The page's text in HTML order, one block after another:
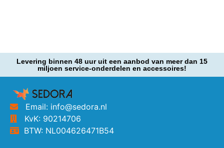
Levering binnen 48 uur uit een aanbod van meer dan 15
miljoen service-onderdelen en accessoires!
Email: info@sedora.nl
KvK: 90214706
BTW: NL004626471B54